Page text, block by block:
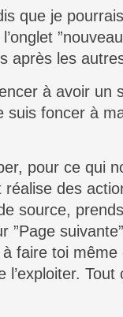
que je
après les
à avoir un
suis foncer à
pour ce qui
des
source,
”Page
faire toi même